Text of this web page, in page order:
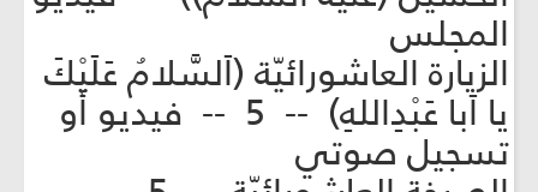
المجلس
الزيارة العاشورائيّة (اَلسَّلامُ عَلَيْكَ
يا اَبا عَبْدِاللهِ) -- 5 -- فيديو أو
تسجيل صوتي